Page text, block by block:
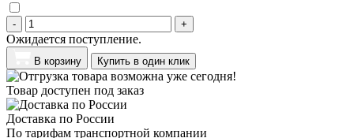
- +
Ожидается поступление.
В корзину Купить в один клик
Товар доступен под заказ
Доставка по России
По тарифам транспортной компании